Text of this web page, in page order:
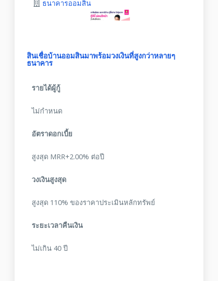
ธนาคารออมสิน
สินเชื่อบ้านออมสินมาพร้อมวงเงินที่สูงกว่าหลายๆ
ธนาคาร
รายได้ผู้กู้
ไม่กำหนด
อัตราดอกเบี้ย
สูงสุด MRR+2.00% ต่อปี
วงเงินสูงสุด
สูงสุด 110% ของราคาประเมินหลักทรัพย์
ระยะเวลาคืนเงิน
ไม่เกิน 40 ปี